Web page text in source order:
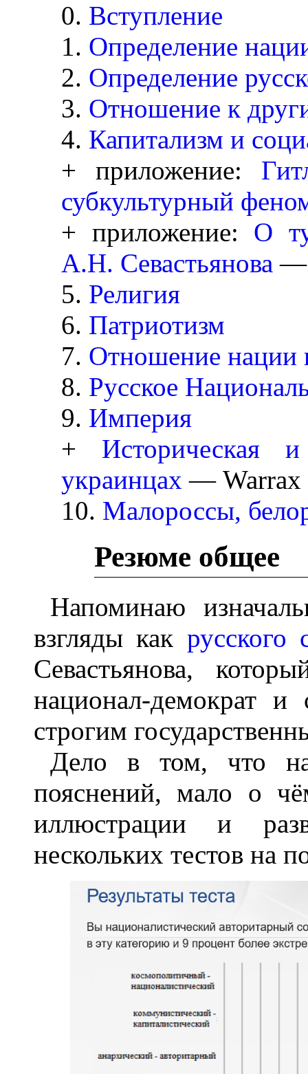
0. Вступление
1. Определение
2. Определение
3. Отношение к
4. Капитализм и
+ приложение:
субкультурный
+ приложение: О
А.Н. Севастьянова —
5. Религия
6. Патриотизм
7. Отношение нации
8. Русское
9. Империя
+ Историческая
украинцах — Warrax
10. Малороссы,
Резюме общее
Напоминаю
взгляды как русского
Севастьянова,
национал-демократ и
строгим
Дело в том, что
пояснений, мало о
иллюстрации и
нескольких тестов на